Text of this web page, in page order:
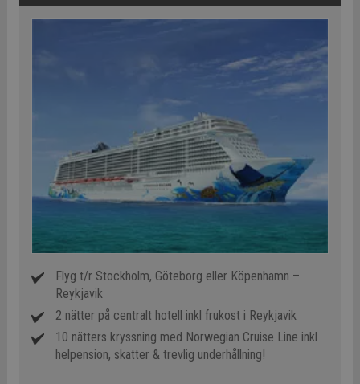
Flyg t/r Stockholm, Göteborg eller Köpenhamn –
Reykjavik
2 nätter på centralt hotell inkl frukost i Reykjavik
10 nätters kryssning med Norwegian Cruise Line inkl
helpension, skatter & trevlig underhållning!